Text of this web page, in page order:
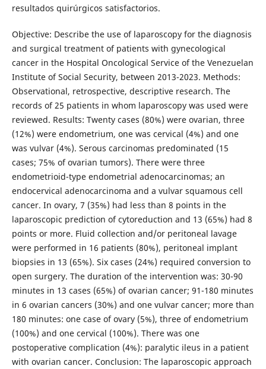
resultados quirúrgicos satisfactorios.
Objective: Describe the use of laparoscopy for the diagnosis
and surgical treatment of patients with gynecological
cancer in the Hospital Oncological Service of the Venezuelan
Institute of Social Security, between 2013-2023. Methods:
Observational, retrospective, descriptive research. The
records of 25 patients in whom laparoscopy was used were
reviewed. Results: Twenty cases (80%) were ovarian, three
(12%) were endometrium, one was cervical (4%) and one
was vulvar (4%). Serous carcinomas predominated (15
cases; 75% of ovarian tumors). There were three
endometrioid-type endometrial adenocarcinomas; an
endocervical adenocarcinoma and a vulvar squamous cell
cancer. In ovary, 7 (35%) had less than 8 points in the
laparoscopic prediction of cytoreduction and 13 (65%) had 8
points or more. Fluid collection and/or peritoneal lavage
were performed in 16 patients (80%), peritoneal implant
biopsies in 13 (65%). Six cases (24%) required conversion to
open surgery. The duration of the intervention was: 30-90
minutes in 13 cases (65%) of ovarian cancer; 91-180 minutes
in 6 ovarian cancers (30%) and one vulvar cancer; more than
180 minutes: one case of ovary (5%), three of endometrium
(100%) and one cervical (100%). There was one
postoperative complication (4%): paralytic ileus in a patient
with ovarian cancer. Conclusion: The laparoscopic approach